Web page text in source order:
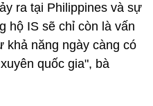
ra tại Philippines và sự
hộ IS sẽ chỉ còn là vấn
khả năng ngày càng có
quốc gia", bà